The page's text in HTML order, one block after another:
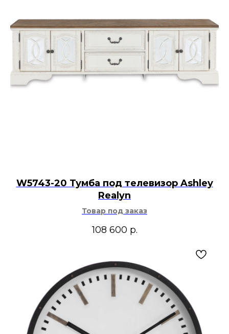
W5743-20 Тумба под телевизор Ashley
Realyn
Товар под заказ
108 600 р.